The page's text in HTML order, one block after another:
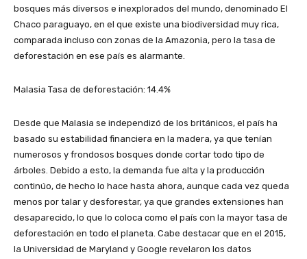
bosques más diversos e inexplorados del mundo, denominado El
Chaco paraguayo, en el que existe una biodiversidad muy rica,
comparada incluso con zonas de la Amazonia, pero la tasa de
deforestación en ese país es alarmante.
Malasia Tasa de deforestación: 14.4%
Desde que Malasia se independizó de los británicos, el país ha
basado su estabilidad financiera en la madera, ya que tenían
numerosos y frondosos bosques donde cortar todo tipo de
árboles. Debido a esto, la demanda fue alta y la producción
continúo, de hecho lo hace hasta ahora, aunque cada vez queda
menos por talar y desforestar, ya que grandes extensiones han
desaparecido, lo que lo coloca como el país con la mayor tasa de
deforestación en todo el planeta. Cabe destacar que en el 2015,
la Universidad de Maryland y Google revelaron los datos